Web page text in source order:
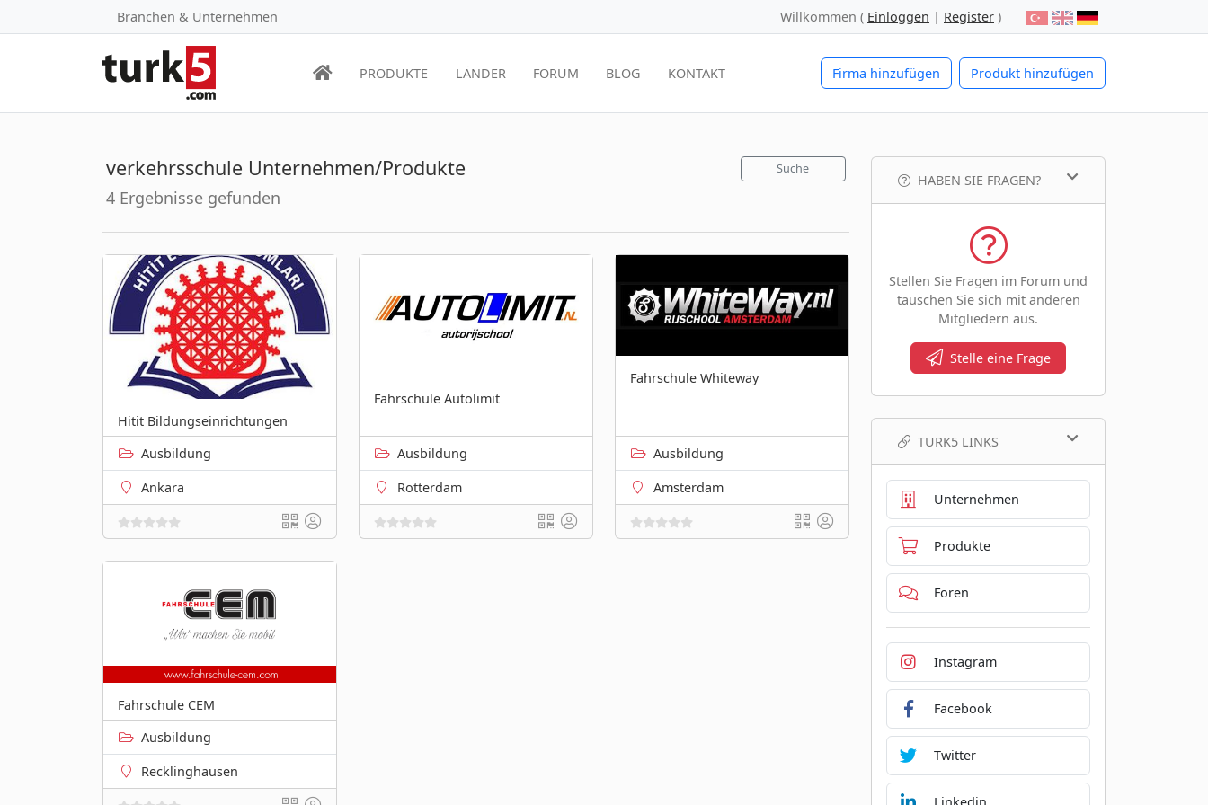
Branchen & Unternehmen Willkommen ( Einloggen | Register )
Firma hinzufügen Produkt hinzufügen
PRODUKTE LÄNDER FORUM BLOG KONTAKT
verkehrsschule Unternehmen/Produkte
4 Ergebnisse gefunden
Suche
Hitit Bildungseinrichtungen
Ausbildung
Ankara
Fahrschule Autolimit
Ausbildung
Rotterdam
Fahrschule Whiteway
Ausbildung
Amsterdam
Fahrschule CEM
Ausbildung
Recklinghausen
HABEN SIE FRAGEN?
Stellen Sie Fragen im Forum und
tauschen Sie sich mit anderen
Mitgliedern aus.
Stelle eine Frage
TURK5 LINKS
Unternehmen
Produkte
Foren
Instagram
Facebook
Twitter